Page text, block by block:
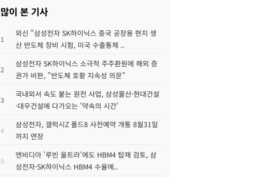
많이 본 기사
1
외신 "삼성전자 SK하이닉스 중국 공장용 현지 생
산 반도체 장비 시험, 미국 수출통제 ..
2
삼성전자 SK하이닉스 소극적 주주환원에 해외 증
권가 비판, "반도체 호황 지속성 의문"
3
국내외서 속도 붙는 원전 사업, 삼성물산·현대건설
·대우건설에 다가오는 '약속의 시간'
4
삼성전자, 갤럭시Z 폴드8 사전예약 개통 8월31일
까지 연장
5
엔비디아 '루빈 울트라'에도 HBM4 탑재 검토, 삼
성전자·SK하이닉스 HBM4 수율에..